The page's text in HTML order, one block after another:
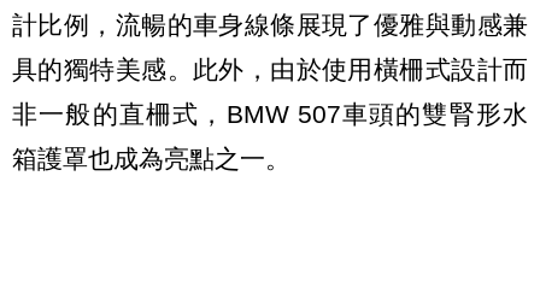
計比例，流暢的車身線條展現了優雅與動感兼
具的獨特美感。此外，由於使用橫柵式設計而
非一般的直柵式，BMW 507車頭的雙腎形水
箱護罩也成為亮點之一。